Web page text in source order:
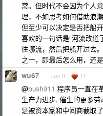
常。但时代不会因为个人
理，不如思考如何借助浪
但至少可以决定是否把船
喜欢的一句话是“河流改
往哪流，然后把船开过去
之一，即最后怎么用，还
wu67 Jun 8 11
@bush911 程序员一直在
生产力进步, 催生的更多
是被资本家和中间商截取了